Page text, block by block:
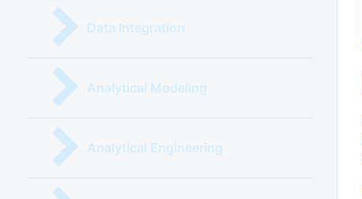
Data Integration
Analytical Modeling
Analytical Engineering